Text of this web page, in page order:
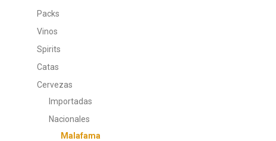
Packs
Vinos
Spirits
Catas
Cervezas
Importadas
Nacionales
Malafama